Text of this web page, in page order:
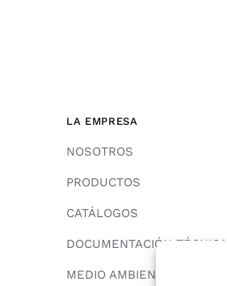
LA EMPRESA
NOSOTROS
PRODUCTOS
CATÁLOGOS
DOCUMENTACIÓN TÉCNICA
MEDIO AMBIENTE